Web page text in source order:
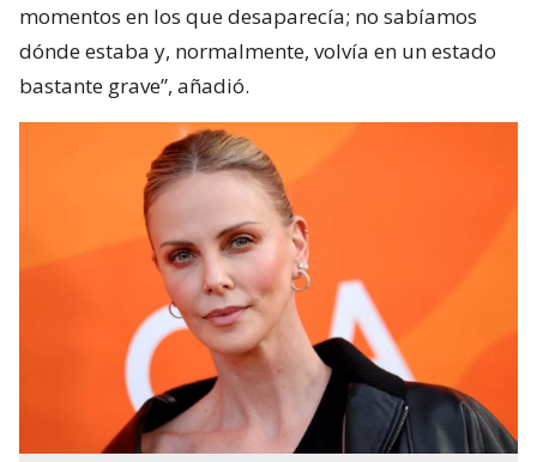
momentos en los que desaparecía; no sabíamos
dónde estaba y, normalmente, volvía en un estado
bastante grave”, añadió.